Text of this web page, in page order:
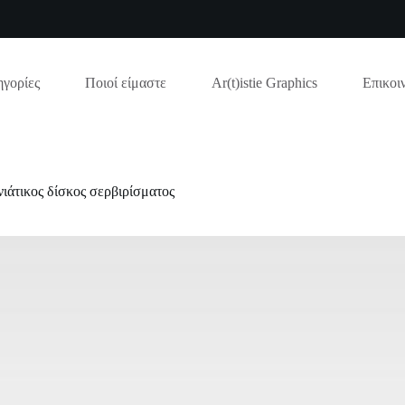
Ποιοί είμαστε Ar(t)istie Graphics
δίσκος σερβιρίσματος